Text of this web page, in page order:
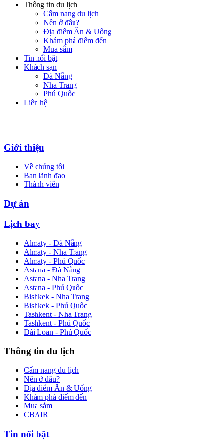
Thông tin du lịch
Cẩm nang du lịch
Nên ở đâu?
Địa điểm Ăn & Uống
Khám phá điểm đến
Mua sắm
Tin nổi bật
Khách sạn
Đà Nẵng
Nha Trang
Phú Quốc
Liên hệ
Giới thiệu
Về chúng tôi
Ban lãnh đạo
Thành viên
Dự án
Lịch bay
Almaty - Đà Nẵng
Almaty - Nha Trang
Almaty - Phú Quốc
Astana - Đà Nẵng
Astana - Nha Trang
Astana - Phú Quốc
Bishkek - Nha Trang
Bishkek - Phú Quốc
Tashkent - Nha Trang
Tashkent - Phú Quốc
Đài Loan - Phú Quốc
Thông tin du lịch
Cẩm nang du lịch
Nên ở đâu?
Địa điểm Ăn & Uống
Khám phá điểm đến
Mua sắm
CBAIR
Tin nổi bật